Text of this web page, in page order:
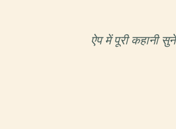
ऐप में पूरी कहानी सुनें